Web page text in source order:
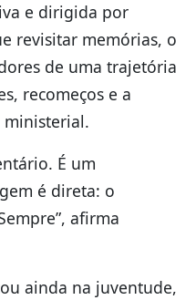
e dirigida por
revisitar memórias, o
de uma trajetória
recomeços e a
ministerial.
É um
é direta: o
afirma
ainda na juventude,